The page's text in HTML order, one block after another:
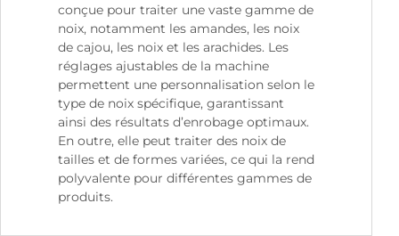
conçue pour traiter une vaste gamme de
noix, notamment les amandes, les noix
de cajou, les noix et les arachides. Les
réglages ajustables de la machine
permettent une personnalisation selon le
type de noix spécifique, garantissant
ainsi des résultats d’enrobage optimaux.
En outre, elle peut traiter des noix de
tailles et de formes variées, ce qui la rend
polyvalente pour différentes gammes de
produits.